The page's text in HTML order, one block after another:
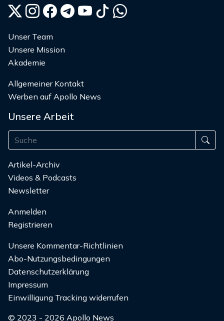
Unser Team
Unsere Mission
Akademie
Allgemeiner Kontakt
Werben auf Apollo News
Unsere Arbeit
Artikel-Archiv
Videos & Podcasts
Newsletter
Anmelden
Registrieren
Unsere Kommentar-Richtlinien
Abo-Nutzungsbedingungen
Datenschutzerklärung
Impressum
Einwilligung Tracking widerrufen
© 2023 - 2026 Apollo News